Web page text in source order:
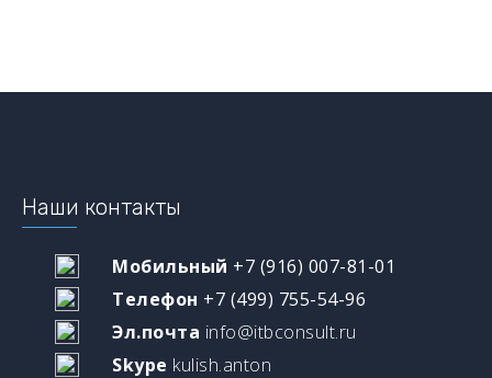
Наши контакты
Мобильный +7 (916) 007-81-01
Телефон +7 (499) 755-54-96
Эл.почта info@itbconsult.ru
Skype kulish.anton